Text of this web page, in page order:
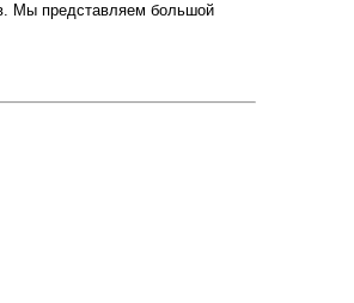
Мы представляем большой